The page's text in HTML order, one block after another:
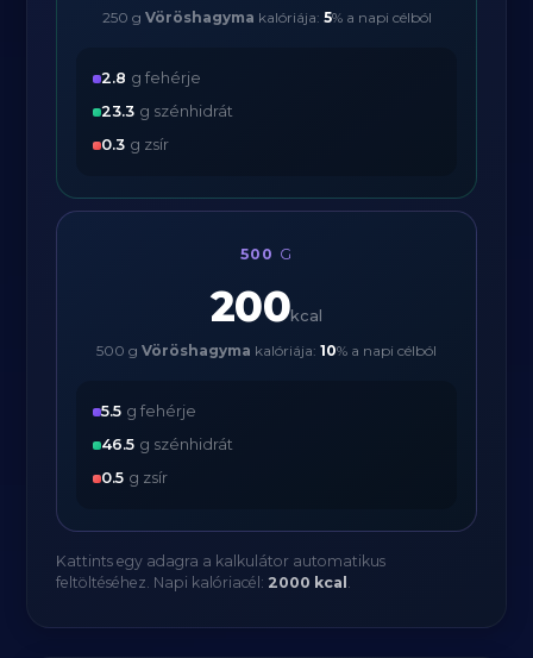
250 g Vöröshagyma kalóriája: 5% a napi célból
2.8 g fehérje
23.3 g szénhidrát
0.3 g zsír
500 G
200kcal
500 g Vöröshagyma kalóriája: 10% a napi célból
5.5 g fehérje
46.5 g szénhidrát
0.5 g zsír
Kattints egy adagra a kalkulátor automatikus
feltöltéséhez. Napi kalóriacél: 2000 kcal .